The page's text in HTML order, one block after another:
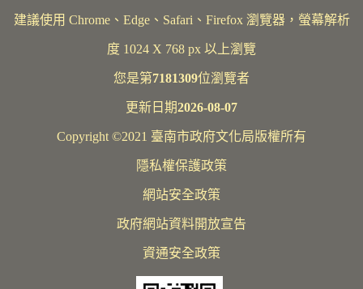
建議使用 Chrome、Edge、Safari、Firefox 瀏覽器，螢幕解析
度 1024 X 768 px 以上瀏覽
您是第7181309位瀏覽者
更新日期2026-08-07
Copyright ©2021 臺南市政府文化局版權所有
隱私權保護政策
網站安全政策
政府網站資料開放宣告
資通安全政策